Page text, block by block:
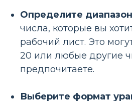
Определите
числа, которые вы
рабочий лист. Это
20 или любые другие
предпочитаете.
Выберите формат